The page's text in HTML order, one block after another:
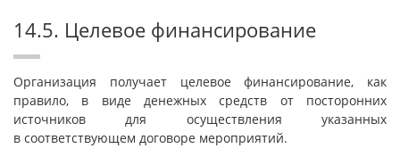
14.5. Целевое финансирование
Организация получает целевое финансирование, как
правило, в виде денежных средств от посторонних
источников для осуществления указанных
в соответствующем договоре мероприятий.